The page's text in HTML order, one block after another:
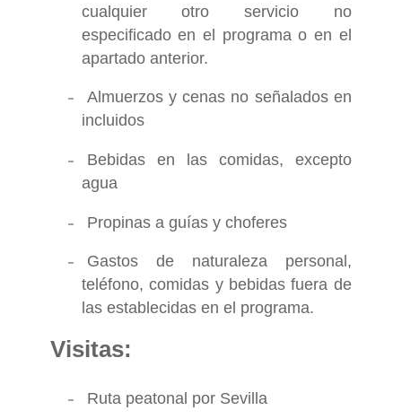
cualquier otro servicio no
especificado en el programa o en el
apartado anterior.
Almuerzos y cenas no señalados en
incluidos
Bebidas en las comidas, excepto
agua
Propinas a guías y choferes
Gastos de naturaleza personal,
teléfono, comidas y bebidas fuera de
las establecidas en el programa.
Visitas:
Ruta peatonal por Sevilla